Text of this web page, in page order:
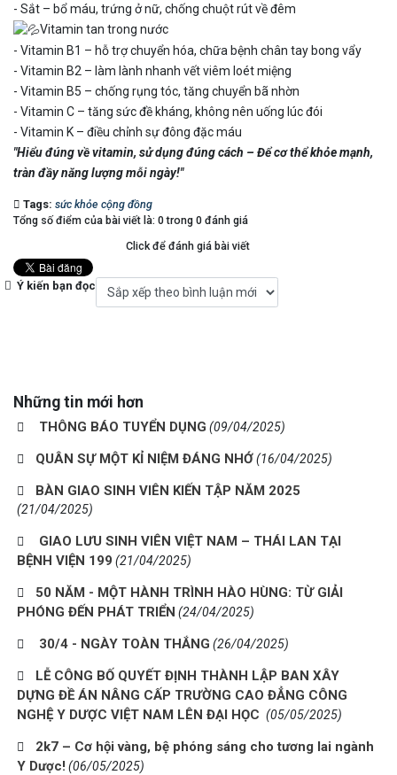
- Sắt – bổ máu, trứng ở nữ, chống chuột rút về đêm
Vitamin tan trong nước
- Vitamin B1 – hỗ trợ chuyển hóa, chữa bệnh chân tay bong vẩy
- Vitamin B2 – làm lành nhanh vết viêm loét miệng
- Vitamin B5 – chống rụng tóc, tăng chuyển bã nhờn
- Vitamin C – tăng sức đề kháng, không nên uống lúc đói
- Vitamin K – điều chỉnh sự đông đặc máu
"Hiểu đúng về vitamin, sử dụng đúng cách – Để cơ thể khỏe mạnh,
tràn đầy năng lượng mỗi ngày!"
Tags: sức khỏe cộng đồng
Tổng số điểm của bài viết là: 0 trong 0 đánh giá
Click để đánh giá bài viết
Ý kiến bạn đọc
Những tin mới hơn
THÔNG BÁO TUYỂN DỤNG (09/04/2025)
QUÂN SỰ MỘT KỈ NIỆM ĐÁNG NHỚ(16/04/2025)
BÀN GIAO SINH VIÊN KIẾN TẬP NĂM 2025
(21/04/2025)
GIAO LƯU SINH VIÊN VIỆT NAM – THÁI LAN TẠI
BỆNH VIỆN 199 (21/04/2025)
50 NĂM - MỘT HÀNH TRÌNH HÀO HÙNG: TỪ GIẢI
PHÓNG ĐẾN PHÁT TRIỂN (24/04/2025)
30/4 - NGÀY TOÀN THẮNG (26/04/2025)
LỄ CÔNG BỐ QUYẾT ĐỊNH THÀNH LẬP BAN XÂY
DỰNG ĐỀ ÁN NÂNG CẤP TRƯỜNG CAO ĐẲNG CÔNG
NGHỆ Y DƯỢC VIỆT NAM LÊN ĐẠI HỌC (05/05/2025)
2k7 – Cơ hội vàng, bệ phóng sáng cho tương lai ngành
Y Dược! (06/05/2025)